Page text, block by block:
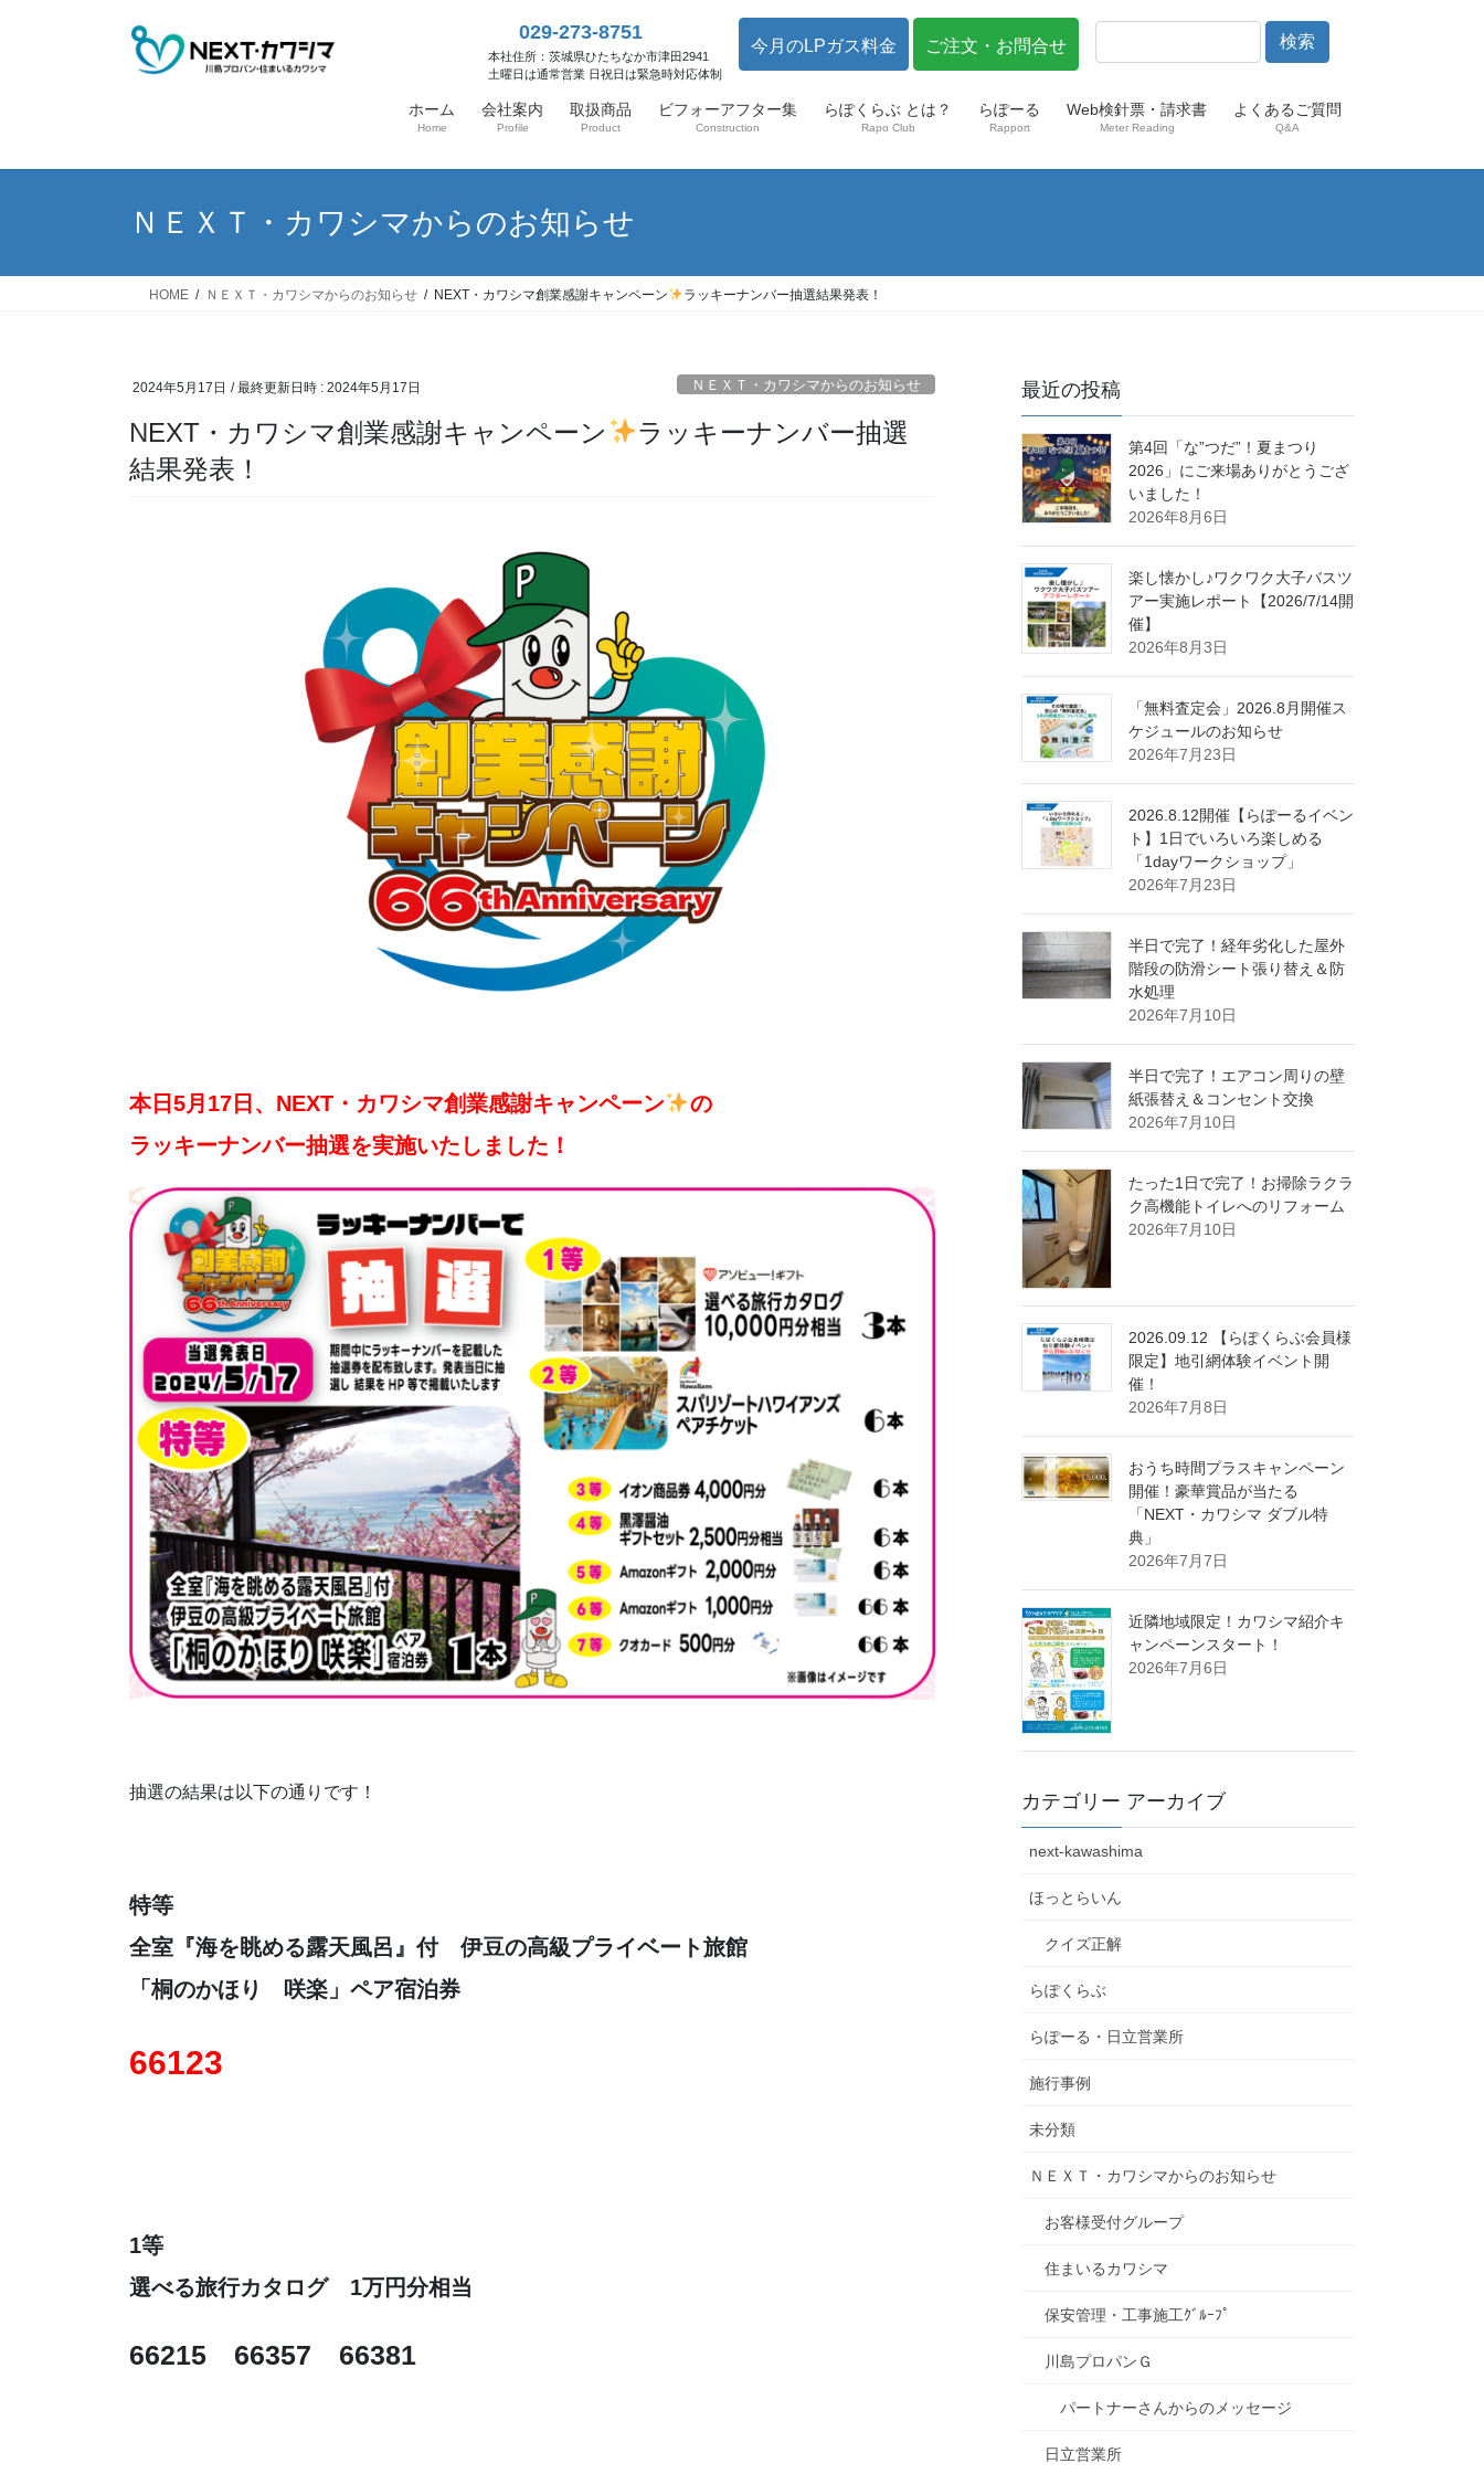
ス
ン
029-273-8751
本社住所：茨城県ひたちなか市津田2941
土曜日は通常営業 日祝日は緊急時対応体制
今月のLPガス料金 ご注文・お問合せ
ホーム
Home
会社案内
Profile
取扱商品
Product
ビフォーアフター集
Construction
らぽくらぶ とは？
Rapo Club
らぽーる
Rapport
Web検針票・請求書
Meter Reading
よくあるご質問
Q&A
ＮＥＸＴ・カワシマからのお知らせ
HOME ＮＥＸＴ・カワシマからのお知らせ NEXT・カワシマ創業感謝キャンペーン ラッキーナンバー抽選結果発表！
2024年5月17日 / 最終更新日時 : 2024年5月17日 ＮＥＸＴ・カワシマからのお知らせ
NEXT・カワシマ創業感謝キャンペーン
ラッキーナンバー抽選
結果発表！
本日5月17日、NEXT・カワシマ創業感謝キャンペーン
の
ラッキーナンバー抽選を実施いたしました！
抽選の結果は以下の通りです！
特等
全室『海を眺める露天風呂』付 伊豆の高級プライベート旅館
「桐のかほり 咲楽」ペア宿泊券
66123
1等
選べる旅行カタログ 1万円分相当
66215 66357 66381
最近の投稿
第4回「な”つだ”！夏まつり
2026」にご来場ありがとうござ
いました！
2026年8月6日
楽し懐かし♪ワクワク大子バスツ
アー実施レポート【2026/7/14開
催】
2026年8月3日
「無料査定会」2026.8月開催ス
ケジュールのお知らせ
2026年7月23日
2026.8.12開催【らぽーるイベン
ト】1日でいろいろ楽しめる
「1dayワークショップ」
2026年7月23日
半日で完了！経年劣化した屋外
階段の防滑シート張り替え＆防
水処理
2026年7月10日
半日で完了！エアコン周りの壁
紙張替え＆コンセント交換
2026年7月10日
たった1日で完了！お掃除ラクラ
ク高機能トイレへのリフォーム
2026年7月10日
2026.09.12 【らぽくらぶ会員様
限定】地引網体験イベント開
催！
2026年7月8日
おうち時間プラスキャンペーン
開催！豪華賞品が当たる
「NEXT・カワシマ ダブル特
典」
2026年7月7日
近隣地域限定！カワシマ紹介キ
ャンペーンスタート！
2026年7月6日
カテゴリー アーカイブ
next-kawashima
ほっとらいん
クイズ正解
らぽくらぶ
らぽーる・日立営業所
施行事例
未分類
ＮＥＸＴ・カワシマからのお知らせ
お客様受付グループ
住まいるカワシマ
保安管理・工事施工ｸﾞﾙｰﾌﾟ
川島プロパンＧ
パートナーさんからのメッセージ
日立営業所